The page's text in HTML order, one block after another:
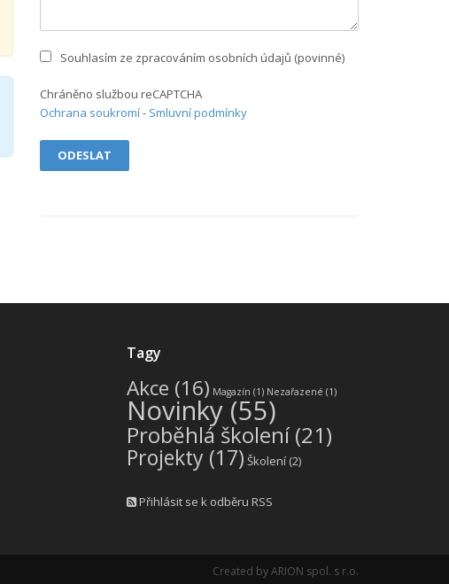
Souhlasím ze zpracováním osobních údajů (povinné)
Chráněno službou reCAPTCHA
Ochrana soukromí- Smluvní podmínky
Tagy
Akce (16) Magazín (1) Nezařazené (1)
Novinky(55)
Proběhlá školení(21)
Projekty (17) Školení(2)
Přihlásit se k odběru RSS
Created byARION spol. s r.o.